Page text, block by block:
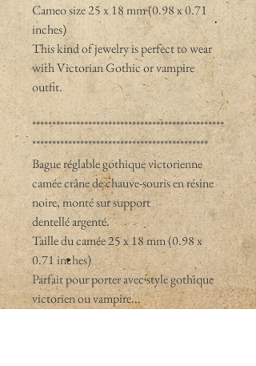
Cameo size 25 x 18 mm (0.98 x 0.71
inches)
This kind of jewelry is perfect to wear
with Victorian Gothic or vampire
outfit.
************************************************
********************************************
Bague réglable gothique victorienne
camée crâne de chauve-souris en résine
noire, monté sur support
dentellé argenté.
Taille du camée 25 x 18 mm (0.98 x
0.71 inches)
Parfait pour porter avec style gothique
victorien ou vampire...